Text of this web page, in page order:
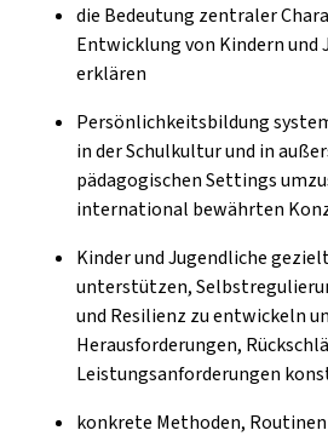
die Bedeutung zentraler
Entwicklung von Kindern und
erklären
Persönlichkeitsbildung
in der Schulkultur und in
pädagogischen Settings
international bewährten
Kinder und Jugendliche
unterstützen,
und Resilienz zu entwickeln
Herausforderungen,
Leistungsanforderungen
konkrete Methoden, Routinen